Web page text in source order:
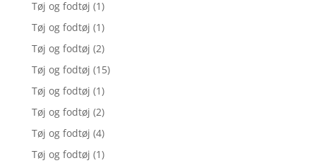
Tøj og fodtøj (1)
Tøj og fodtøj (1)
Tøj og fodtøj (2)
Tøj og fodtøj (15)
Tøj og fodtøj (1)
Tøj og fodtøj (2)
Tøj og fodtøj (4)
Tøj og fodtøj (1)